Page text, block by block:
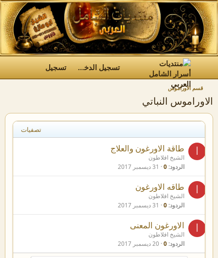
تسجيل الدخول تسجيل
قسم الاوراموس
الاوراموس النباتي
تصفيات
ا طاقة الاورغون والعلاج
الشيخ افلاطون
الردود 0 31 ديسمبر 2017
ا طاقه الاورغون
الشيخ افلاطون
الردود 0 31 ديسمبر 2017
ا الاورغون المعنى
الشيخ افلاطون
الردود 0 20 ديسمبر 2017